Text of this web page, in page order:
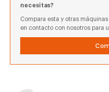
necesitas?
Compara esta y otras
en contacto con nosotros para